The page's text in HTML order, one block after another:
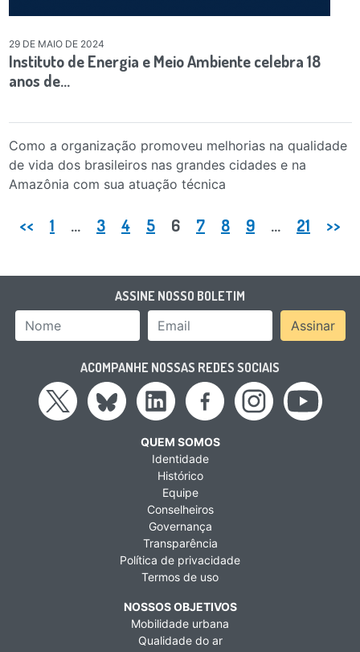
29 DE MAIO DE 2024
Instituto de Energia e Meio Ambiente celebra 18
anos de…
Como a organização promoveu melhorias na qualidade
de vida dos brasileiros nas grandes cidades e na
Amazônia com sua atuação técnica
Paginação de posts
<< 1 … 3 4 5 6 7 8 9 … 21 >>
ASSINE NOSSO BOLETIM
Email AddressAssinar
ACOMPANHE NOSSAS REDES SOCIAIS
QUEM SOMOS
Identidade
Histórico
Equipe
Conselheiros
Governança
Transparência
Política de privacidade
Termos de uso
NOSSOS OBJETIVOS
Mobilidade urbana
Qualidade do ar